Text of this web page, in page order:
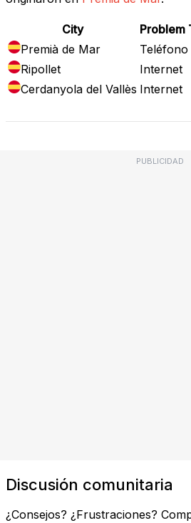
City Problem
Premià de Mar
Teléfono
Ripollet
Internet
Cerdanyola del Vallès Internet
PUBLICIDAD
Discusión comunitaria
¿Consejos? ¿Frustraciones?